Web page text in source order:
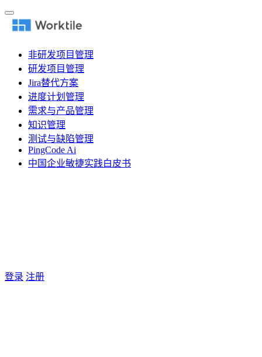
非研发项目管理
研发项目管理
Jira替代方案
进度计划管理
需求与产品管理
知识管理
测试与缺陷管理
PingCode Ai
中国企业敏捷实践白皮书
登录 注册